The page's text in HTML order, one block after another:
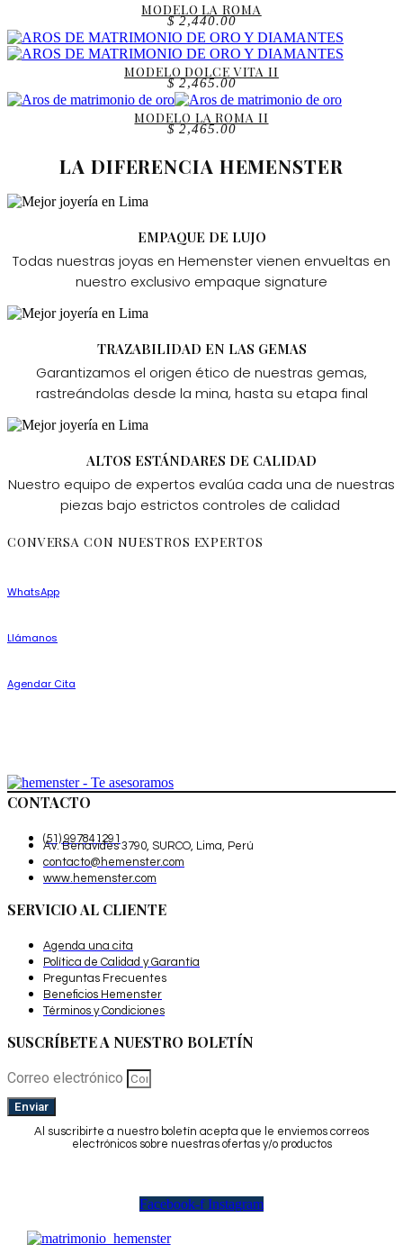
MODELO LA ROMA
$2,440.00
MODELO DOLCE VITA II
$2,465.00
MODELO LA ROMA II
$2,465.00
LA DIFERENCIA HEMENSTER
EMPAQUE DE LUJO
Todas nuestras joyas en Hemenster vienen envueltas en
nuestro exclusivo empaque signature
TRAZABILIDAD EN LAS GEMAS
Garantizamos el origen ético de nuestras gemas,
rastreándolas desde la mina, hasta su etapa final
ALTOS ESTÁNDARES DE CALIDAD
Nuestro equipo de expertos evalúa cada una de nuestras
piezas bajo estrictos controles de calidad
CONVERSA CON NUESTROS EXPERTOS
WhatsApp
Llámanos
Agendar Cita
CONTACTO
(51) 997841291
Av. Benavides 3790, SURCO, Lima, Perú
contacto@hemenster.com
www.hemenster.com
SERVICIO AL CLIENTE
Agenda una cita
Política de Calidad y Garantía
Preguntas Frecuentes
Beneficios Hemenster
Términos y Condiciones
SUSCRÍBETE A NUESTRO BOLETÍN
Correo electrónico
Enviar
Al suscribirte a nuestro boletín acepta que le enviemos correos
electrónicos sobre nuestras ofertas y/o productos
Facebook-f Instagram